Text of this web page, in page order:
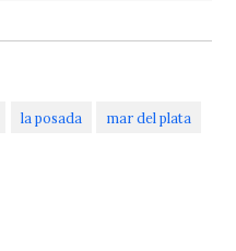
la posada mar del plata